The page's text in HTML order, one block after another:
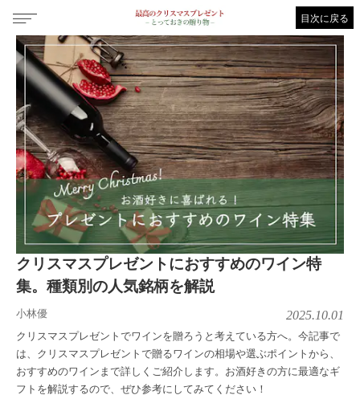
目次に戻る
クリスマスプレゼントにおすすめのワイン特
集。種類別の人気銘柄を解説
小林優 2025.10.01
クリスマスプレゼントでワインを贈ろうと考えている方へ。今記事で
は、クリスマスプレゼントで贈るワインの相場や選ぶポイントから、
おすすめのワインまで詳しくご紹介します。お酒好きの方に最適なギ
フトを解説するので、ぜひ参考にしてみてください！